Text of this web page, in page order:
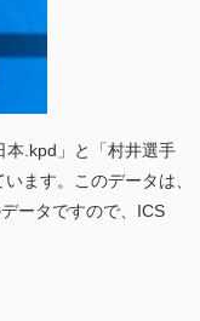
本.kpd」と「村井選手
ます。このデータは、
ータですので、ICS